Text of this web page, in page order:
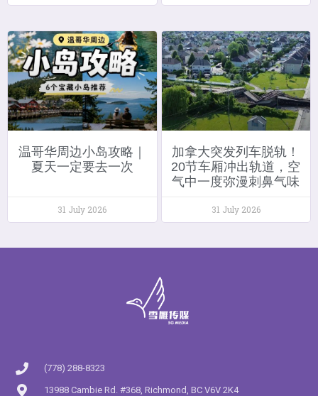
温哥华周边小岛攻略｜
夏天一定要去一次
31 July 2026
加拿大突发列车脱轨！
20节车厢冲出轨道，空
气中一度弥漫刺鼻气味
31 July 2026
(778) 288-8323
13988 Cambie Rd. #368, Richmond, BC V6V 2K4